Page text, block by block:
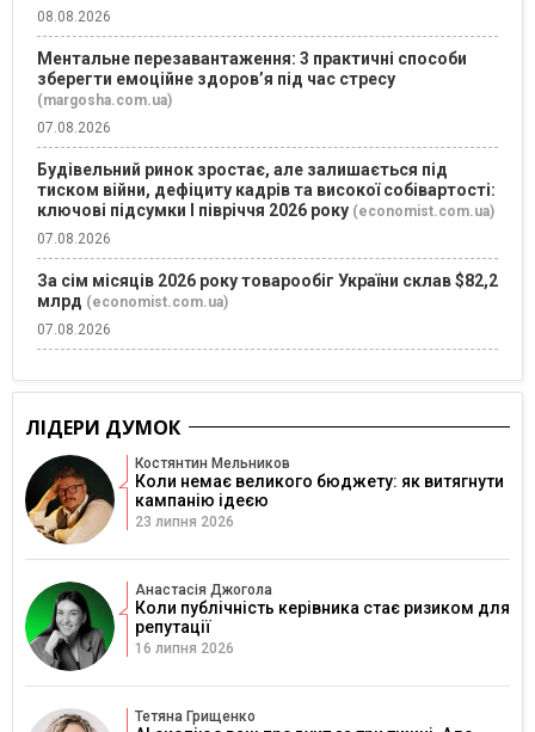
08.08.2026
Ментальне перезавантаження: 3 практичні способи
зберегти емоційне здоров’я під час стресу
(margosha.com.ua)
07.08.2026
Будівельний ринок зростає, але залишається під
тиском війни, дефіциту кадрів та високої собівартості:
ключові підсумки І півріччя 2026 року (economist.com.ua)
07.08.2026
За сім місяців 2026 року товарообіг України склав $82,2
млрд (economist.com.ua)
07.08.2026
ЛІДЕРИ ДУМОК
Костянтин Мельников
Коли немає великого бюджету: як витягнути
кампанію ідеєю
23 липня 2026
Анастасія Джогола
Коли публічність керівника стає ризиком для
репутації
16 липня 2026
Тетяна Грищенко